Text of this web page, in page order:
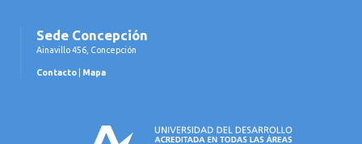
Sede Concepción
Ainavillo 456, Concepción
Contacto Mapa